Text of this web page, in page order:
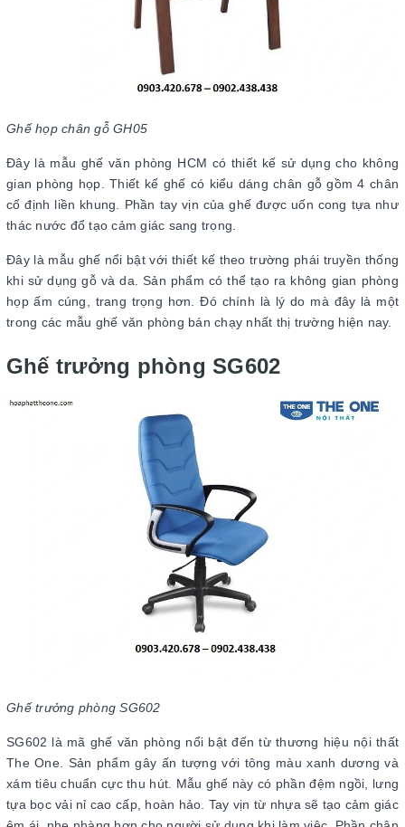
Ghế họp chân gỗ GH05
Đây là mẫu ghế văn phòng HCM có thiết kế sử dụng cho không
gian phòng họp. Thiết kế ghế có kiểu dáng chân gỗ gồm 4 chân
cố định liền khung. Phần tay vịn của ghế được uốn cong tựa như
thác nước đổ tạo cảm giác sang trọng.
Đây là mẫu ghế nổi bật với thiết kế theo trường phái truyền thống
khi sử dụng gỗ và da. Sản phẩm có thể tạo ra không gian phòng
họp ấm cúng, trang trọng hơn. Đó chính là lý do mà đây là một
trong các mẫu ghế văn phòng bán chạy nhất thị trường hiện nay.
Ghế trưởng phòng SG602
Ghế trưởng phòng SG602
SG602 là mã ghế văn phòng nổi bật đến từ thương hiệu nội thất
The One. Sản phẩm gây ấn tượng với tông màu xanh dương và
xám tiêu chuẩn cực thu hút. Mẫu ghế này có phần đệm ngồi, lưng
tựa bọc vải nỉ cao cấp, hoàn hảo. Tay vịn từ nhựa sẽ tạo cảm giác